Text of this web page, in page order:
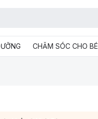
CHĂM SÓC CHO BÉ